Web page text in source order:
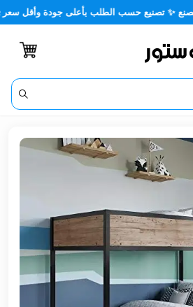
حسب الطلب بأعلى جودة وأقل سعر 🏡✨
اغلاق